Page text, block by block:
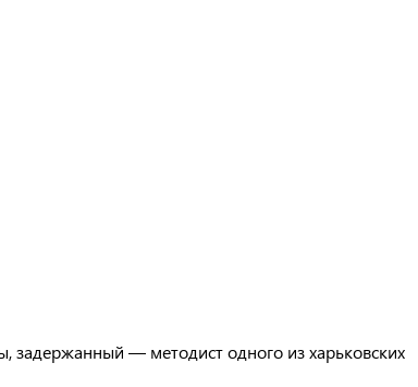
задержанный — методист одного из харьковских